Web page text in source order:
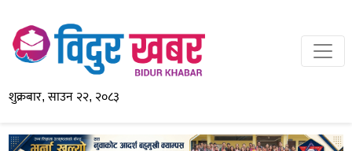
शुक्रबार, साउन २२, २०८३